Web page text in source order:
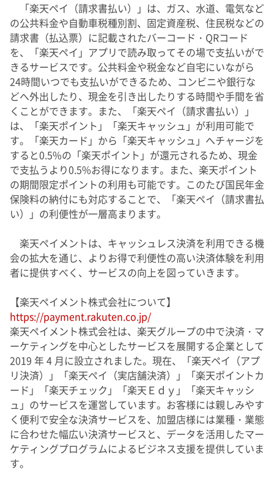
「楽天ペイ（請求書払い）」は、ガス、水道、電気など
の公共料金や自動車税種別割、固定資産税、住民税などの
請求書（払込票）に記載されたバーコード・QRコード
を、「楽天ペイ」アプリで読み取ってその場で支払いがで
きるサービスです。公共料金や税金など自宅にいながら
24時間いつでも支払いができるため、コンビニや銀行な
どへ外出したり、現金を引き出したりする時間や手間を省
くことができます。また、「楽天ペイ（請求書払い）」
は、「楽天ポイント」「楽天キャッシュ」が利用可能で
す。「楽天カード」から「楽天キャッシュ」へチャージを
すると0.5%の「楽天ポイント」が還元されるため、現金
で支払うより0.5%お得になります。また、楽天ポイント
の期間限定ポイントの利用も可能です。このたび国民年金
保険料の納付にも対応することで、「楽天ペイ（請求書払
い）」の利便性が一層高まります。
楽天ペイメントは、キャッシュレス決済を利用できる機
会の拡大を通じ、よりお得で利便性の高い決済体験を利用
者に提供すべく、サービスの向上を図っていきます。
【楽天ペイメント株式会社について】
https://payment.rakuten.co.jp/
楽天ペイメント株式会社は、楽天グループの中で決済・マ
ーケティングを中心としたサービスを展開する企業として
2019 年 4 月に設立されました。現在、「楽天ペイ（アプ
リ決済）」「楽天ペイ（実店舗決済）」「楽天ポイントカ
ード」「楽天チェック」「楽天Ｅｄｙ」「楽天キャッシ
ュ」のサービスを運営しています。お客様には親しみやす
く便利で安全な決済サービスを、加盟店様には業種・業態
に合わせた幅広い決済サービスと、データを活用したマー
ケティングプログラムによるビジネス支援を提供していま
す。